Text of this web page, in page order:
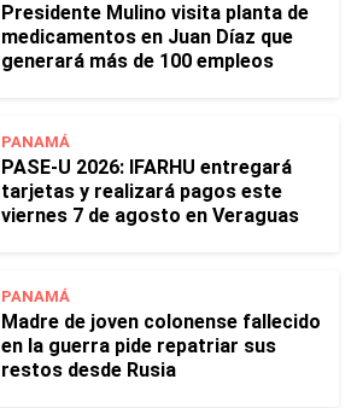
Presidente Mulino visita planta de
medicamentos en Juan Díaz que
generará más de 100 empleos
PANAMÁ
PASE-U 2026: IFARHU entregará
tarjetas y realizará pagos este
viernes 7 de agosto en Veraguas
PANAMÁ
Madre de joven colonense fallecido
en la guerra pide repatriar sus
restos desde Rusia